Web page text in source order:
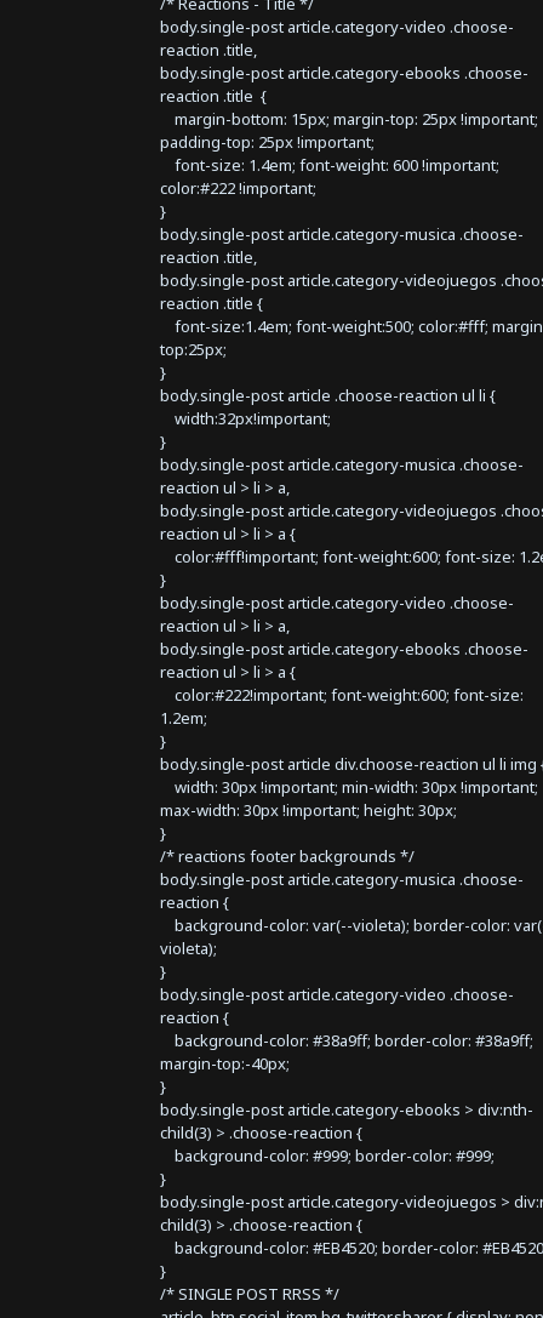
body.single-post article.category-video .choose-
reaction .title,
body.single-post article.category-ebooks .choose-
reaction .title {
margin-bottom: 15px; margin-top: 25px !important;
padding-top: 25px !important;
font-size: 1.4em; font-weight: 600 !important;
color:#222 !important;
}
body.single-post article.category-musica .choose-
reaction .title,
body.single-post article.category-videojuegos
reaction .title {
font-size:1.4em; font-weight:500; color:#fff;
top:25px;
}
body.single-post article .choose-reaction ul li {
width:32px!important;
}
body.single-post article.category-musica .choose-
reaction ul > li > a,
body.single-post article.category-videojuegos
reaction ul > li > a {
color:#fff!important; font-weight:600; font-size:
}
body.single-post article.category-video .choose-
reaction ul > li > a,
body.single-post article.category-ebooks .choose-
reaction ul > li > a {
color:#222!important; font-weight:600; font-size:
1.2em;
}
body.single-post article div.choose-reaction ul li img
width: 30px !important; min-width: 30px !important;
max-width: 30px !important; height: 30px;
}
/* reactions footer backgrounds */
body.single-post article.category-musica .choose-
reaction {
background-color: var(--violeta); border-color:
violeta);
}
body.single-post article.category-video .choose-
reaction {
background-color: #38a9ff; border-color: #38a9ff;
margin-top:-40px;
}
body.single-post article.category-ebooks > div:nth-
child(3) > .choose-reaction {
background-color: #999; border-color: #999;
}
body.single-post article.category-videojuegos >
child(3) > .choose-reaction {
background-color: #EB4520; border-color:
}
/* SINGLE POST RRSS */